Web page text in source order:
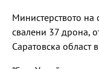
Министерството на
свалени 37 дрона,
Саратовска област